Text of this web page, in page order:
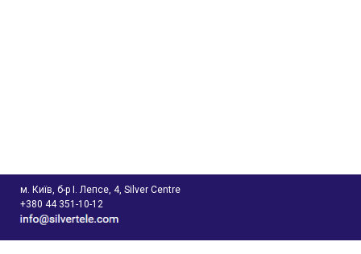
м. Київ, б-р І. Лепсе, 4, Silver Centre
+380 44 351-10-12